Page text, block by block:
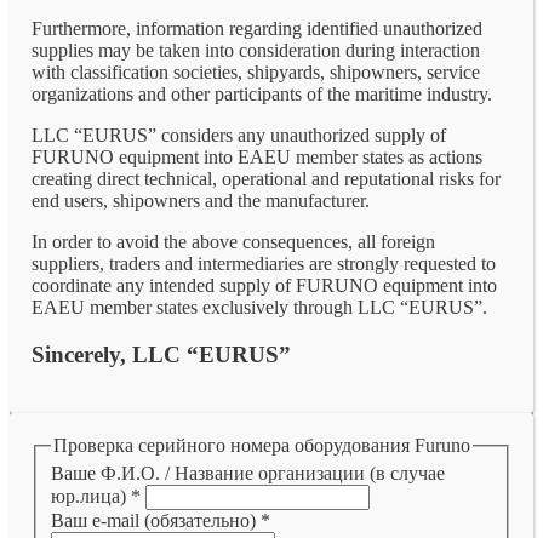
Furthermore, information regarding identified unauthorized
supplies may be taken into consideration during interaction
with classification societies, shipyards, shipowners, service
organizations and other participants of the maritime industry.
LLC “EURUS” considers any unauthorized supply of
FURUNO equipment into EAEU member states as actions
creating direct technical, operational and reputational risks for
end users, shipowners and the manufacturer.
In order to avoid the above consequences, all foreign
suppliers, traders and intermediaries are strongly requested to
coordinate any intended supply of FURUNO equipment into
EAEU member states exclusively through LLC “EURUS”.
Sincerely, LLC “EURUS”
Проверка серийного номера оборудования Furuno
Ваше Ф.И.О. / Название организации (в случае
юр.лица) *
Ваш e-mail (обязательно) *